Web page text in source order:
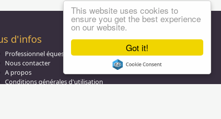
Got it!
This website uses cookies to
ensure you get the best experience
on our website.
d'infos
Professionnel équestre, Inscrivez-vous !
Nous contacter
A propos
Conditions générales d'utilisation